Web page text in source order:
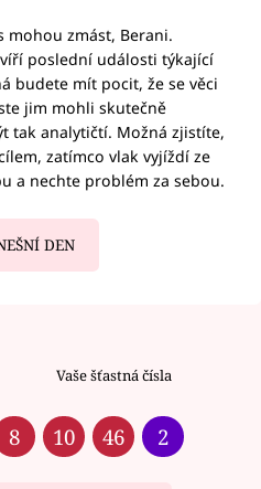
mohou zmást, Berani.
poslední události týkající
budete mít pocit, že se věci
jim mohli skutečně
tak analytičtí. Možná zjistíte,
zatímco vlak vyjíždí ze
a nechte problém za sebou.
DEN
Vaše šťastná čísla
8 10 46 2